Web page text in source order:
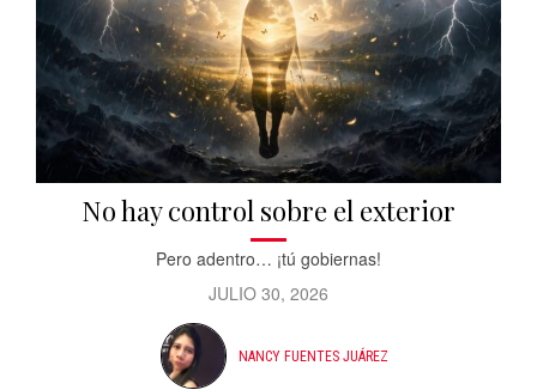
No hay control sobre el exterior
Pero adentro… ¡tú gobiernas!
JULIO 30, 2026
NANCY FUENTES JUÁREZ